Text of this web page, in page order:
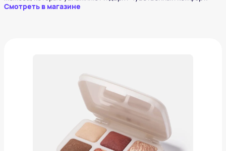
Смотреть в магазине
Палетка для скульптурирования лица Sirena MIXIT
1 500 ₽